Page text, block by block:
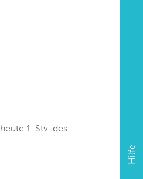
Hilfe
1. Stv. des